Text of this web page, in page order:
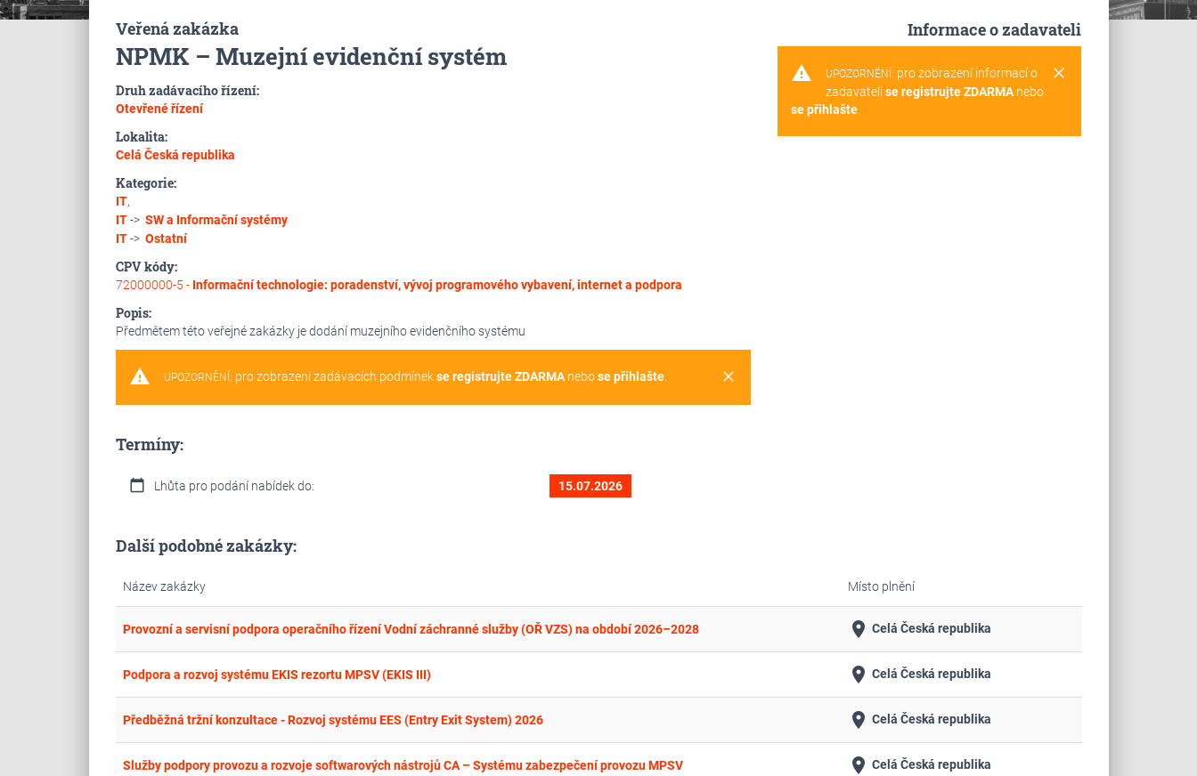
Veřená zakázka
NPMK – Muzejní evidenční systém
Druh zadávacího řízení:
Otevřené řízení
Lokalita:
Celá Česká republika
Kategorie:
IT,
IT-> SW a Informační systémy
IT-> Ostatní
CPV kódy:
72000000-5 - Informační technologie: poradenství, vývoj programového vybavení, internet a podpora
Popis:
Předmětem této veřejné zakázky je dodání muzejního evidenčního systému
warning clear
UPOZORNĚNÍ: pro zobrazení zadávacích podmínekse registrujte ZDARMAnebose přihlašte.
Termíny:
calendar_today Lhůta pro podání nabídek do: 15.07.2026
Informace o zadavateli
warning clear
UPOZORNĚNÍ: pro zobrazení informací o
zadavateli se registrujte ZDARMAnebo
se přihlašte.
Další podobné zakázky:
Název zakázky Místo plnění
Provozní a servisní podpora operačního řízení Vodní záchranné služby (OŘ VZS) na období 2026–2028 place Celá Česká republika
Podpora a rozvoj systému EKIS rezortu MPSV (EKIS III) place Celá Česká republika
Předběžná tržní konzultace - Rozvoj systému EES (Entry Exit System) 2026 place Celá Česká republika
Služby podpory provozu a rozvoje softwarových nástrojů CA – Systému zabezpečení provozu MPSV place Celá Česká republika